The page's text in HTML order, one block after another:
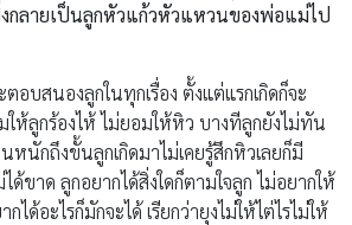
งกลายเป็นลูกหัวแก้วหัวแหวนของพ่อแม่ไป
บสนองลูกในทุกเรื่อง ตั้งแต่แรกเกิดก็จะ
ห้ลูกร้องไห้ ไม่ยอมให้หิว บางทีลูกยังไม่ทัน
หนักถึงขั้นลูกเกิดมาไม่เคยรู้สึกหิวเลยก็มี
ได้ขาด ลูกอยากได้สิ่งใดก็ตามใจลูก ไม่อยากให้
ได้อะไรก็มักจะได้ เรียกว่ายุงไม่ให้ไต่ไรไม่ให้